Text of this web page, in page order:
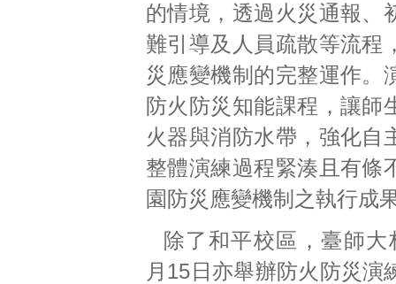
的情境，透過火災通報、
難引導及人員疏散等流程
災應變機制的完整運作。
防火防災知能課程，讓師
火器與消防水帶，強化自
整體演練過程緊湊且有條
園防災應變機制之執行成
除了和平校區，臺師大
月15日亦舉辦防火防災演